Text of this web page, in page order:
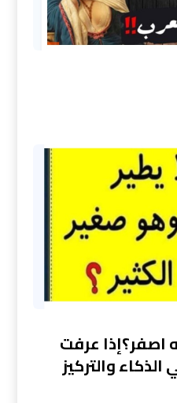
اصفر؟إذا عرفت
والتركيز